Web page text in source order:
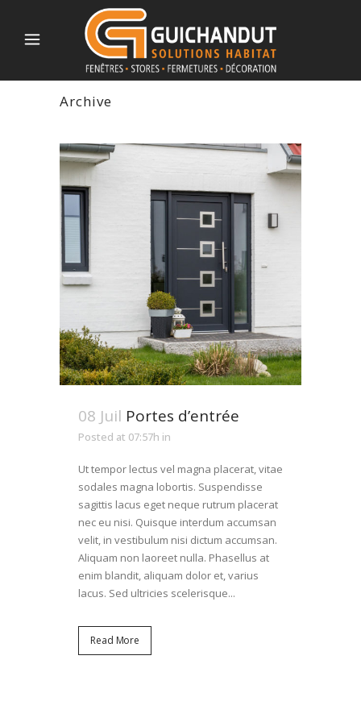
Archive
08 Juil Portes d’entrée
Posted at 07:57h in
Ut tempor lectus vel magna placerat, vitae
sodales magna lobortis. Suspendisse
sagittis lacus eget neque rutrum placerat
nec eu nisi. Quisque interdum accumsan
velit, in vestibulum nisi dictum accumsan.
Aliquam non laoreet nulla. Phasellus at
enim blandit, aliquam dolor et, varius
lacus. Sed ultricies scelerisque...
Read More